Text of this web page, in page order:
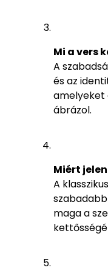
Mi a vers
A
és az
amelyeket
ábrázol.
Miért
A
maga a